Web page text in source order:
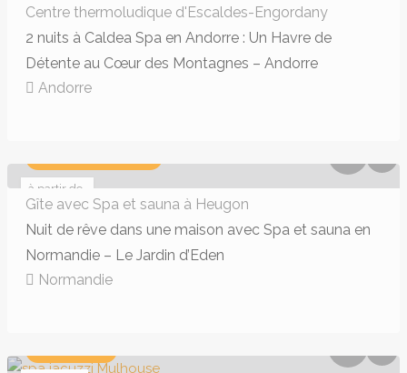
258 €
Centre thermoludique d'Escaldes-Engordany
2 nuits à Caldea Spa en Andorre : Un Havre de
Détente au Cœur des Montagnes – Andorre
Andorre
à partir de
293.82 €
Gîte avec Spa et sauna à Heugon
Nuit de rêve dans une maison avec Spa et sauna en
Normandie – Le Jardin d’Eden
Normandie